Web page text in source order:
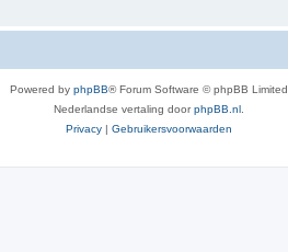
Powered by phpBB® Forum Software © phpBB Limited
Nederlandse vertaling doorphpBB.nl
Privacy | Gebruikersvoorwaarden